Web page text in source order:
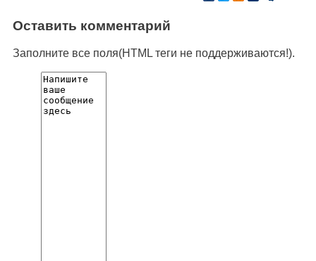
Оставить комментарий
Заполните все поля(HTML теги не поддерживаются!).